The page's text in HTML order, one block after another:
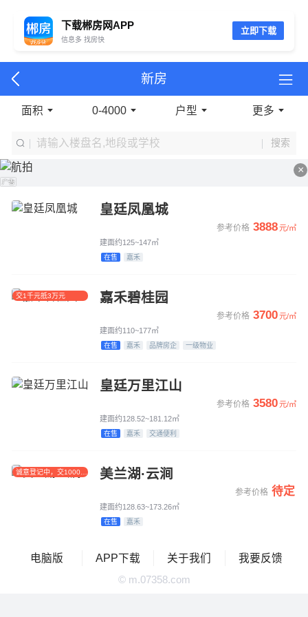
立即下载
下载郴房网APP
信息多 找房快
新房
面积 0-4000 户型 更多
搜索
×
皇廷凤凰城
参考价格 3888元/㎡
建面约125~147㎡
在售 嘉禾
交1千元抵3万元 嘉禾碧桂园
参考价格 3700元/㎡
建面约110~177㎡
在售 嘉禾 品牌房企 一级物业
皇廷万里江山
参考价格 3580元/㎡
建面约128.52~181.12㎡
在售 嘉禾 交通便利
诚意登记中，交1000元
美兰湖·云涧
参考价格 待定
建面约128.63~173.26㎡
在售 嘉禾
电脑版 APP下载 关于我们 我要反馈
© m.07358.com